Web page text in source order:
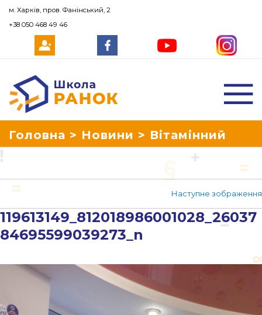
Школа Ранок
Головна > Новини > Вітамінний
>
Наступне зображення
119613149_812018986001028_26037
84695599039273_n
м. Харків, пров. Фанінський, 2
+38 050 468 49 46